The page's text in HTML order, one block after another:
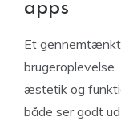
apps
Et gennemtænkt
æstetik og
både ser godt